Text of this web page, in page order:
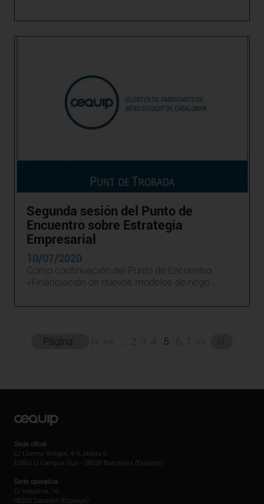
Segunda sesión del Punto de
Encuentro sobre Estrategia
Empresarial
10/07/2020
Como continuación del Punto de Encuentro
«Financiación de nuevos modelos de nego ...
2 3 4 5 >>
Sede ofical
C/ Llorens Artigas, 4-6, planta 0
Edifici U, Campus Sud - 08028 Barcelona (Espanya)
Sede operativa
C/ Indústria, 16
08202 Sabadell (Espanya)